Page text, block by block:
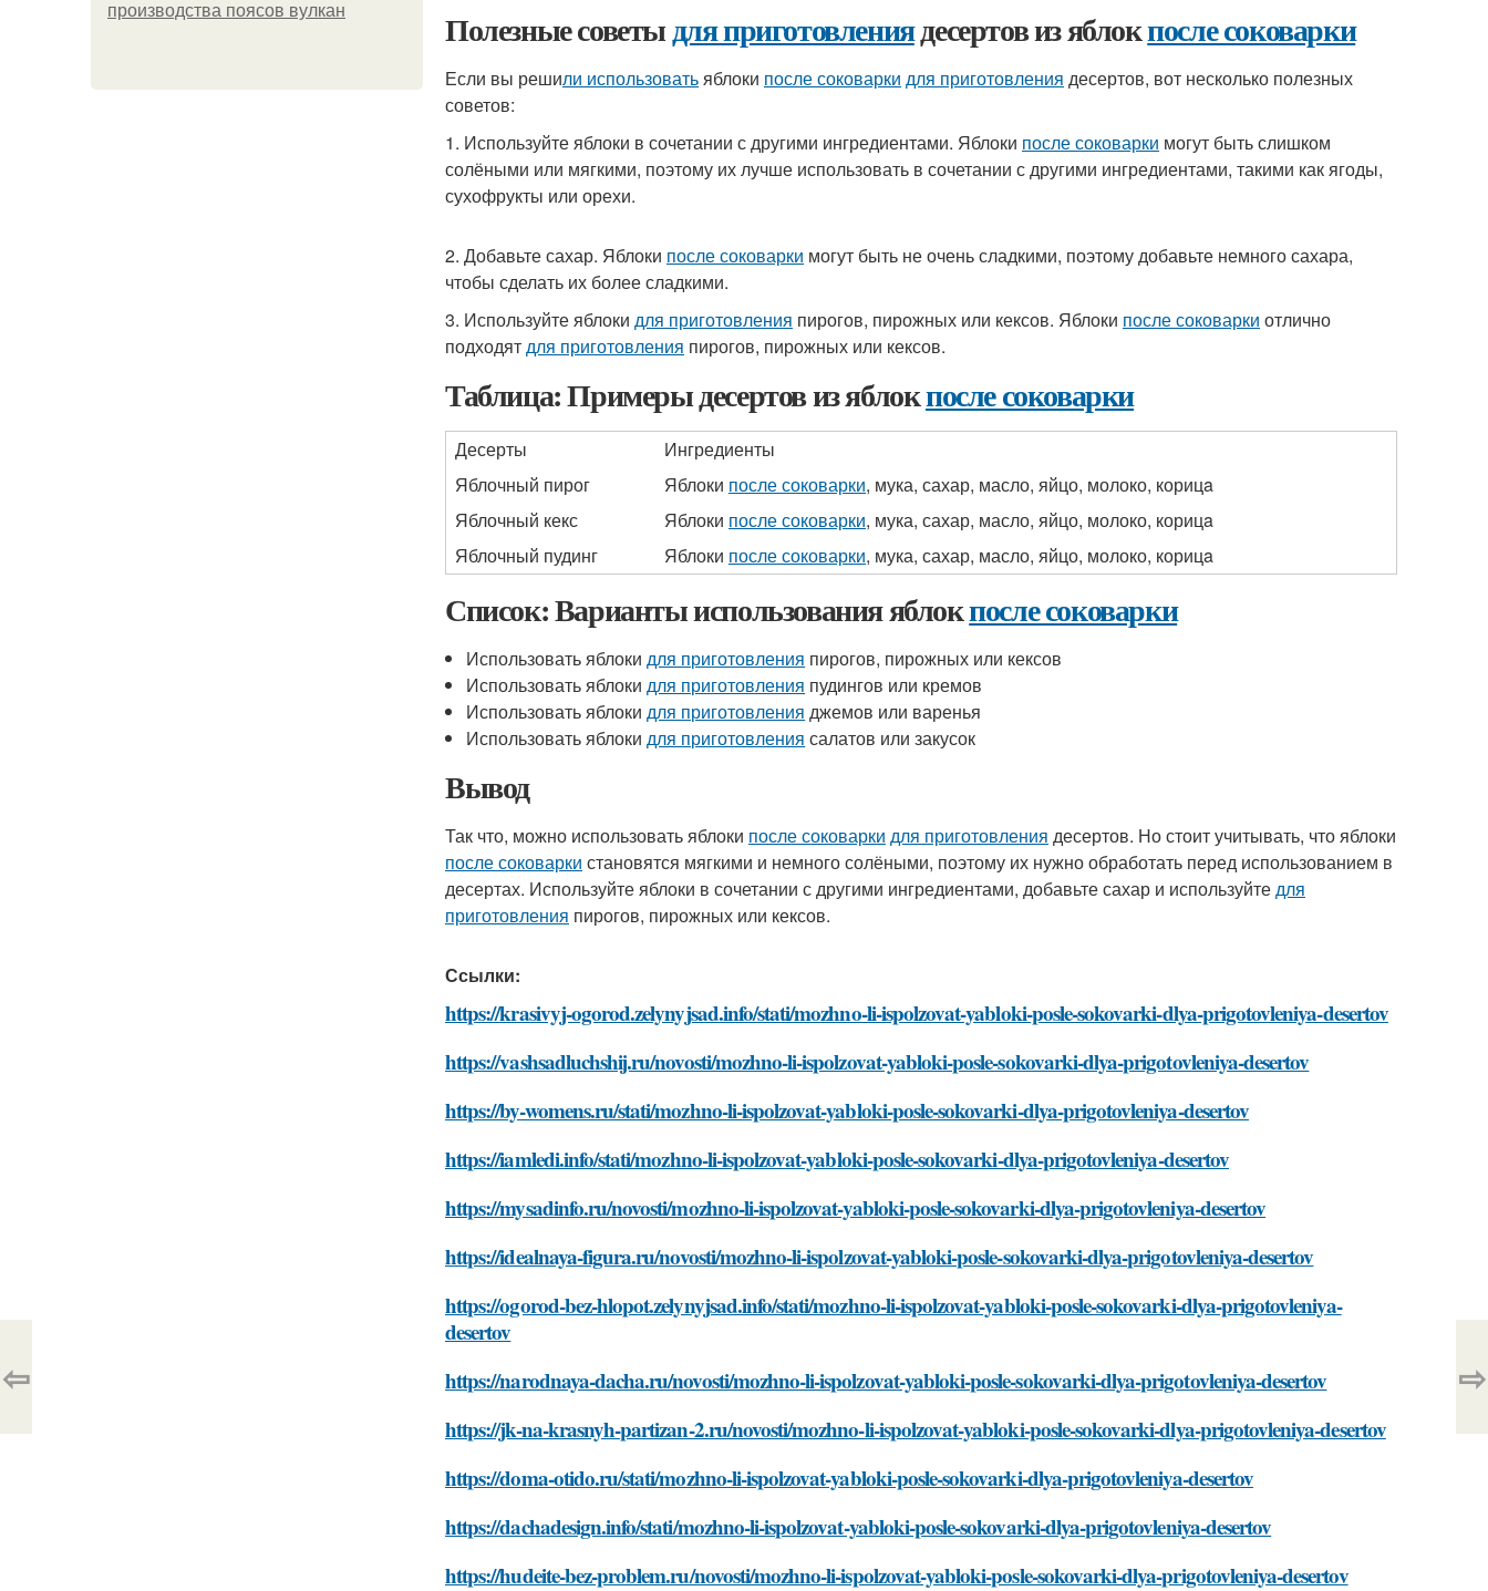
производства поясов вулкан
Полезные советыдля приготовлениядесертов из яблокпосле соковарки
Если вы решили использоватьяблоки после соковарки для приготовления десертов, вот несколько полезных
советов:
1. Используйте яблоки в сочетании с другими ингредиентами. Яблоки после соковарки могут быть слишком
солёными или мягкими, поэтому их лучше использовать в сочетании с другими ингредиентами, такими как ягоды,
сухофрукты или орехи.
2. Добавьте сахар. Яблоки после соковарки могут быть не очень сладкими, поэтому добавьте немного сахара,
чтобы сделать их более сладкими.
3. Используйте яблоки для приготовления пирогов, пирожных или кексов. Яблоки после соковарки отлично
подходятдля приготовления пирогов, пирожных или кексов.
Таблица: Примеры десертов из яблокпосле соковарки
Десерты
Ингредиенты
Яблочный пирог
Яблоки после соковарки, мука, сахар, масло, яйцо, молоко, корицa
Яблочный кекс
Яблоки после соковарки, мука, сахар, масло, яйцо, молоко, корицa
Яблочный пудинг
Яблоки после соковарки, мука, сахар, масло, яйцо, молоко, корицa
Список: Варианты использования яблокпосле соковарки
Использовать яблокидля приготовления пирогов, пирожных или кексов
Использовать яблокидля приготовления пудингов или кремов
Использовать яблокидля приготовления джемов или варенья
Использовать яблокидля приготовления салатов или закусок
Вывод
Так что, можно использовать яблоки после соковарки для приготовления десертов. Но стоит учитывать, что яблоки
после соковарки становятся мягкими и немного солёными, поэтому их нужно обработать перед использованием в
десертах. Используйте яблоки в сочетании с другими ингредиентами, добавьте сахар и используйтедля
приготовления пирогов, пирожных или кексов.
Ссылки:
https://krasivyj-ogorod.zelynyjsad.info/stati/mozhno-li-ispolzovat-yabloki-posle-sokovarki-dlya-prigotovleniya-desertov
https://vashsadluchshij.ru/novosti/mozhno-li-ispolzovat-yabloki-posle-sokovarki-dlya-prigotovleniya-desertov
https://by-womens.ru/stati/mozhno-li-ispolzovat-yabloki-posle-sokovarki-dlya-prigotovleniya-desertov
https://iamledi.info/stati/mozhno-li-ispolzovat-yabloki-posle-sokovarki-dlya-prigotovleniya-desertov
https://mysadinfo.ru/novosti/mozhno-li-ispolzovat-yabloki-posle-sokovarki-dlya-prigotovleniya-desertov
https://idealnaya-figura.ru/novosti/mozhno-li-ispolzovat-yabloki-posle-sokovarki-dlya-prigotovleniya-desertov
https://ogorod-bez-hlopot.zelynyjsad.info/stati/mozhno-li-ispolzovat-yabloki-posle-sokovarki-dlya-prigotovleniya-
desertov
https://narodnaya-dacha.ru/novosti/mozhno-li-ispolzovat-yabloki-posle-sokovarki-dlya-prigotovleniya-desertov
https://jk-na-krasnyh-partizan-2.ru/novosti/mozhno-li-ispolzovat-yabloki-posle-sokovarki-dlya-prigotovleniya-desertov
https://doma-otido.ru/stati/mozhno-li-ispolzovat-yabloki-posle-sokovarki-dlya-prigotovleniya-desertov
https://dachadesign.info/stati/mozhno-li-ispolzovat-yabloki-posle-sokovarki-dlya-prigotovleniya-desertov
https://hudeite-bez-problem.ru/novosti/mozhno-li-ispolzovat-yabloki-posle-sokovarki-dlya-prigotovleniya-desertov
⇦ ⇨